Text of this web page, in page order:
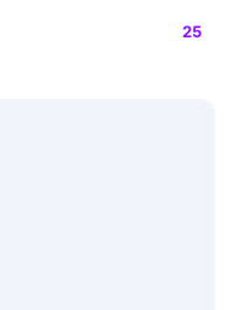
25